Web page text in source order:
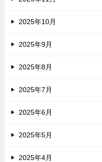
2025年10月
2025年9月
2025年8月
2025年7月
2025年6月
2025年5月
2025年4月